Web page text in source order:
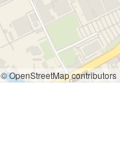
© OpenStreetMap contributors